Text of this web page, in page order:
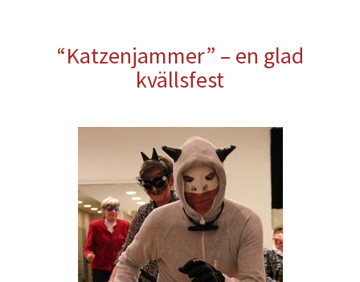
“Katzenjammer” – en glad
kvällsfest